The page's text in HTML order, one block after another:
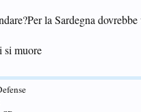
la Sardegna
si muore